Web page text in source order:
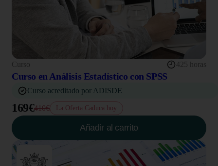
Curso 425 horas
Curso en Análisis Estadístico con SPSS
Curso acreditado por ADISDE
169€410€ La Oferta Caduca hoy
Añadir al carrito